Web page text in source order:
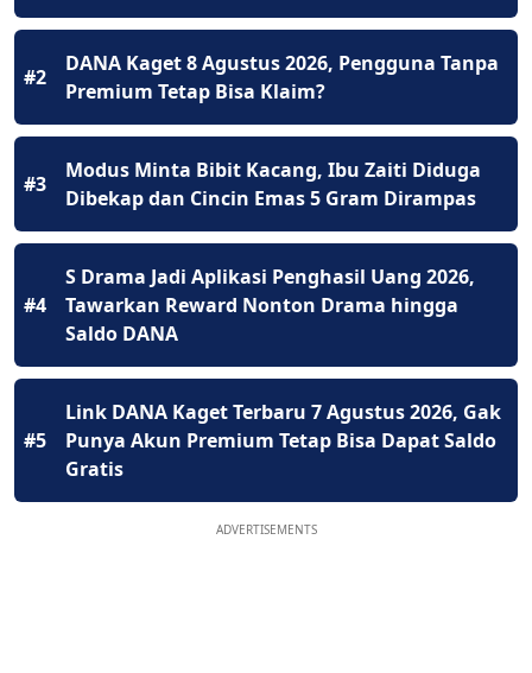
#2
DANA Kaget 8 Agustus 2026, Pengguna Tanpa
Premium Tetap Bisa Klaim?
#3
Modus Minta Bibit Kacang, Ibu Zaiti Diduga
Dibekap dan Cincin Emas 5 Gram Dirampas
#4
S Drama Jadi Aplikasi Penghasil Uang 2026,
Tawarkan Reward Nonton Drama hingga
Saldo DANA
#5
Link DANA Kaget Terbaru 7 Agustus 2026, Gak
Punya Akun Premium Tetap Bisa Dapat Saldo
Gratis
ADVERTISEMENTS